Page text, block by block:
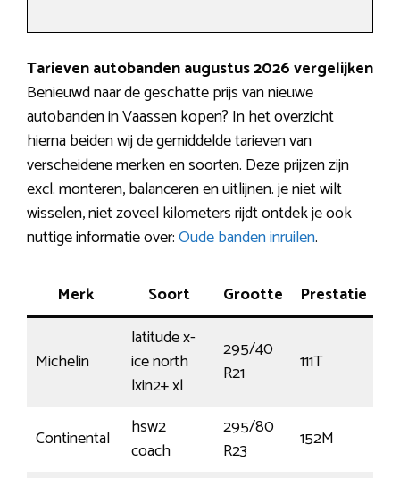
Tarieven autobanden augustus 2026 vergelijken
Benieuwd naar de geschatte prijs van nieuwe
autobanden in Vaassen kopen? In het overzicht
hierna beiden wij de gemiddelde tarieven van
verscheidene merken en soorten. Deze prijzen zijn
excl. monteren, balanceren en uitlijnen. je niet wilt
wisselen, niet zoveel kilometers rijdt ontdek je ook
nuttige informatie over:Oude banden inruilen.
Merk Soort Grootte Prestatie
Michelin
latitude x-
ice north
lxin2+ xl
295/40
R21
111T
Continental
hsw2
coach
295/80
R23
152M